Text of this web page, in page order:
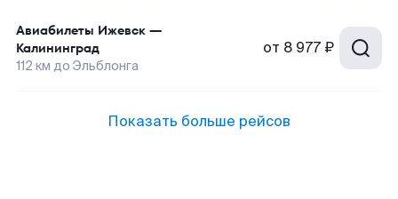
Авиабилеты Ижевск —
Калининград
112 км до Эльблонга
от 8 977 ₽
Показать больше рейсов